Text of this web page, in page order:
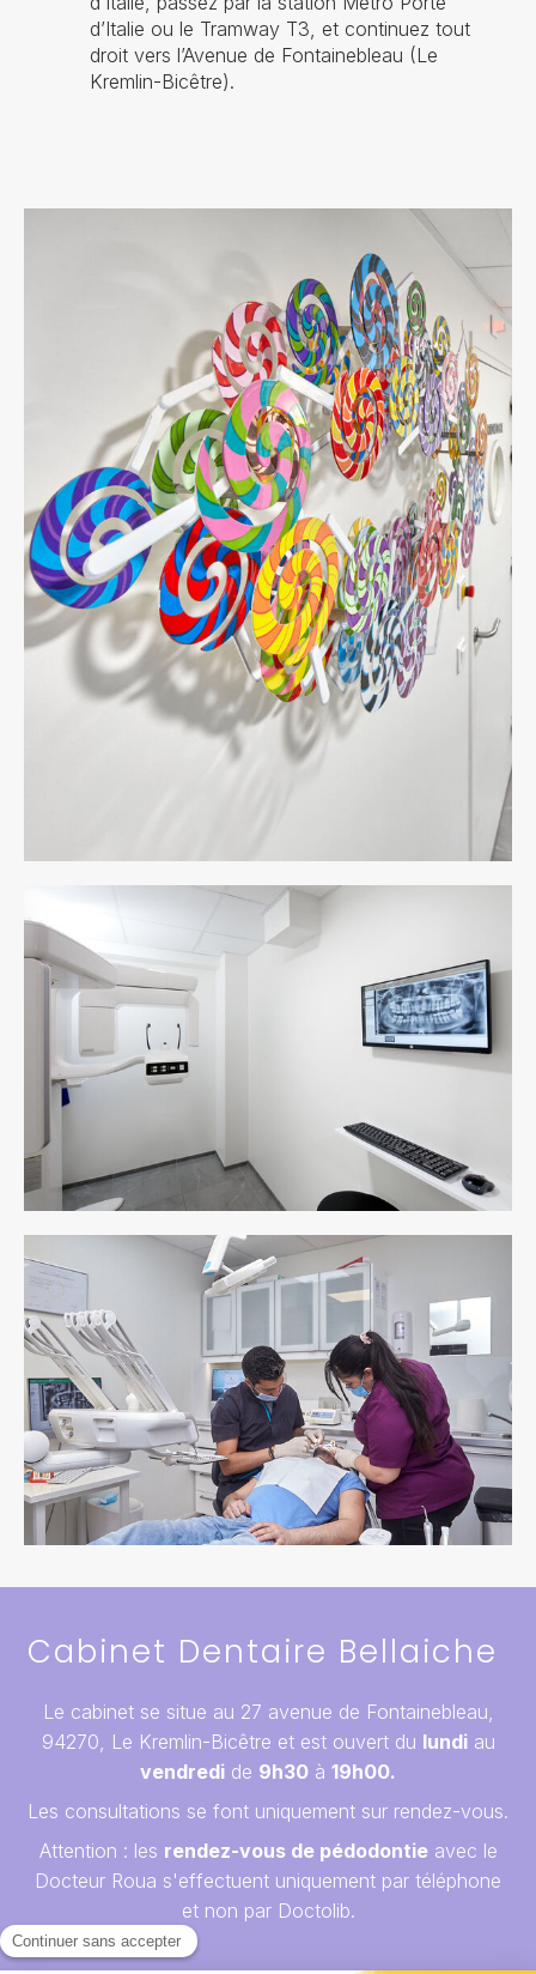
d’Italie ou le Tramway T3, et continuez tout
droit vers l’Avenue de Fontainebleau (Le
Kremlin-Bicêtre).
Cabinet Dentaire Bellaiche
Le cabinet se situe au 27 avenue de Fontainebleau,
94270, Le Kremlin-Bicêtre et est ouvert du lundiau
vendredi de 9h30 à 19h00.
Les consultations se font uniquement sur rendez-vous.
Attention : les rendez-vous de pédodontieavec le
Docteur Roua s'effectuent uniquement par téléphone
et non par Doctolib.